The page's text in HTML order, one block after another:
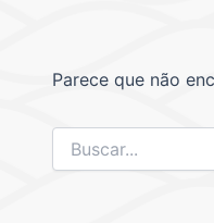
Parece que não
Pesquisar
por: